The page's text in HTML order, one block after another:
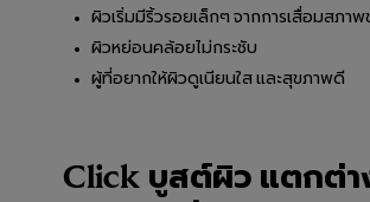
ผิวเริ่มมีริ้วรอยเล็กๆ จากการเสื่อมสภา
ผิวหย่อนคล้อยไม่กระชับ
ผู้ที่อยากให้ผิวดูเนียนใส และสุขภาพดี
Click บูสต์ผิว แตกต่า